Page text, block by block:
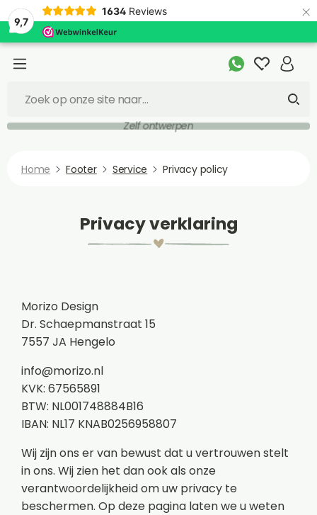
9,7
1634 Reviews ×
Zelf ontwerpen
Home Footer Service Privacy policy
Privacy verklaring
Morizo Design
Dr. Schaepmanstraat 15
7557 JA Hengelo
info@morizo.nl
KVK: 67565891
BTW: NL001748884B16
IBAN: NL17 KNAB0256958807
Wij zijn ons er van bewust dat u vertrouwen stelt
in ons. Wij zien het dan ook als onze
verantwoordelijkheid om uw privacy te
beschermen. Op deze pagina laten we u weten